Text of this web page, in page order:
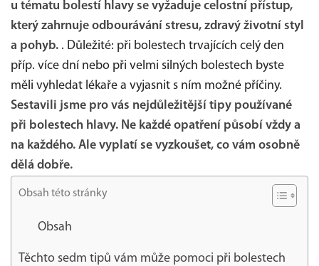
u tématu bolestí hlavy se vyžaduje celostní přístup,
který zahrnuje odbourávání stresu, zdravý životní styl
a pohyb. . Důležité: při bolestech trvajících celý den
příp. více dní nebo při velmi silných bolestech byste
měli vyhledat lékaře a vyjasnit s ním možné příčiny.
Sestavili jsme pro vás nejdůležitější tipy používané
při bolestech hlavy. Ne každé opatření působí vždy a
na každého. Ale vyplatí se vyzkoušet, co vám osobně
dělá dobře.
Obsah této stránky
Obsah
Těchto sedm tipů vám může pomoci při bolestech